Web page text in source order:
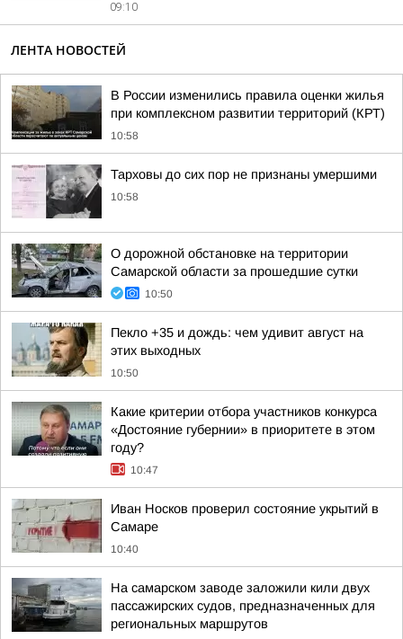
09:10
ЛЕНТА НОВОСТЕЙ
В России изменились правила оценки жилья
при комплексном развитии территорий (КРТ)
10:58
Тарховы до сих пор не признаны умершими
10:58
О дорожной обстановке на территории
Самарской области за прошедшие сутки
10:50
Пекло +35 и дождь: чем удивит август на
этих выходных
10:50
Какие критерии отбора участников конкурса
«Достояние губернии» в приоритете в этом
году?
10:47
Иван Носков проверил состояние укрытий в
Самаре
10:40
На самарском заводе заложили кили двух
пассажирских судов, предназначенных для
региональных маршрутов